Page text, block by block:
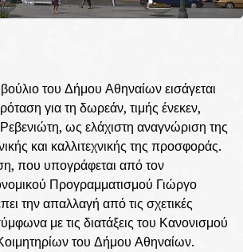
του Δήμου Αθηναίων εισάγεται
για τη δωρεάν, τιμής ένεκεν,
ως ελάχιστη αναγνώριση της
και καλλιτεχνικής της προσφοράς.
που υπογράφεται από τον
Προγραμματισμού Γιώργο
την απαλλαγή από τις σχετικές
με τις διατάξεις του Κανονισμού
του Δήμου Αθηναίων.